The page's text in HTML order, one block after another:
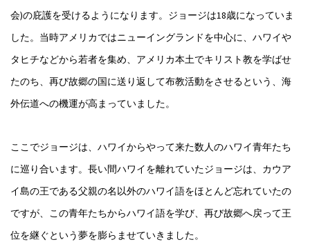
会)の庇護を受けるようになります。ジョージは18歳になっていま
した。当時アメリカではニューイングランドを中心に、ハワイや
タヒチなどから若者を集め、アメリカ本土でキリスト教を学ばせ
たのち、再び故郷の国に送り返して布教活動をさせるという、海
外伝道への機運が高まっていました。
ここでジョージは、ハワイからやって来た数人のハワイ青年たち
に巡り合います。長い間ハワイを離れていたジョージは、カウア
イ島の王である父親の名以外のハワイ語をほとんど忘れていたの
ですが、この青年たちからハワイ語を学び、再び故郷へ戻って王
位を継ぐという夢を膨らませていきました。